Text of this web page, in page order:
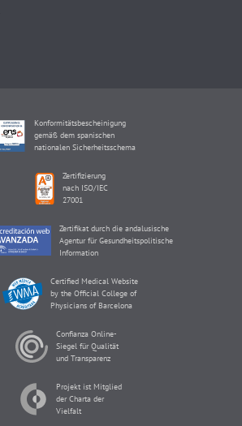
Konformitätsbescheinigung
gemäß dem spanischen
nationalen Sicherheitsschema
Zertifizierung
nach ISO/IEC
27001
Zertifikat durch die andalusische
Agentur für Gesundheitspolitische
Information
Certified Medical Website
by the Official College of
Physicians of Barcelona
Confianza Online-
Siegel für Qualität
und Transparenz
Projekt ist Mitglied
der Charta der
Vielfalt